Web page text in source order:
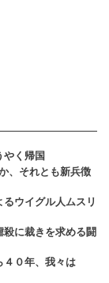
やく帰国
、それとも新兵徴
ウイグル人ムスリ
殺に裁きを求める闘
０年、我々は